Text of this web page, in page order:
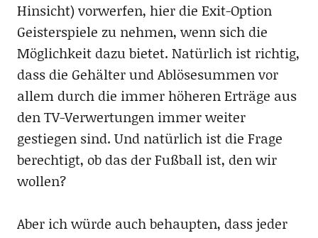
Hinsicht) vorwerfen, hier die Exit-Option
Geisterspiele zu nehmen, wenn sich die
Möglichkeit dazu bietet. Natürlich ist richtig,
dass die Gehälter und Ablösesummen vor
allem durch die immer höheren Erträge aus
den TV-Verwertungen immer weiter
gestiegen sind. Und natürlich ist die Frage
berechtigt, ob das der Fußball ist, den wir
wollen?
Aber ich würde auch behaupten, dass jeder